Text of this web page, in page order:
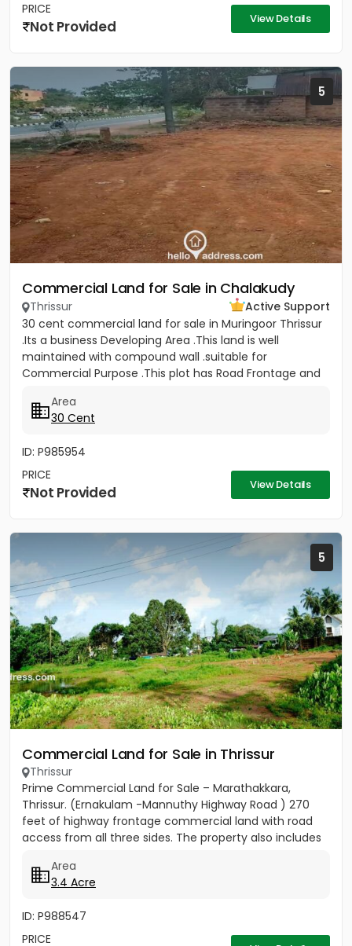
PRICE
Not Provided View Details
5
Commercial Land for Sale in Chalakudy
Thrissur
Active Support
30 cent commercial land for sale in Muringoor Thrissur
.Its a business Developing Area .This land is well
maintained with compound wall .suitable for
Commercial Purpose .This plot has Road Frontage and
Area
30 Cent
ID: P985954
PRICE
Not Provided View Details
5
Commercial Land for Sale in Thrissur
Thrissur
Prime Commercial Land for Sale – Marathakkara,
Thrissur. (Ernakulam -Mannuthy Highway Road ) 270
feet of highway frontage commercial land with road
access from all three sides. The property also includes
Area
3.4 Acre
ID: P988547
PRICE